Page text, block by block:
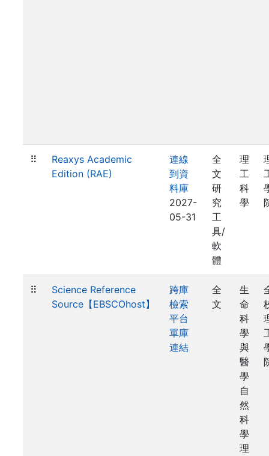
⠿
Reaxys Academic
Edition (RAE)
連線
到資
料庫
2027-
05-31
全
文
研
究
工
具/
軟
體
理
工
科
學
⠿
Science Reference
Source【EBSCOhost】
跨庫
檢索
平台
單庫
連結
全
文
生
命
科
學
與
醫
學
自
然
科
學
理